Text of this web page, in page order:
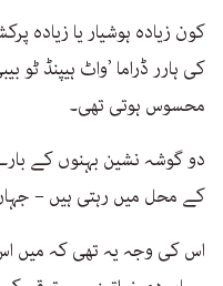
کی ہارر ڈراما ’واٹ ہیپنڈ
محسوس ہوتی تھی۔
دو گوشہ نشین بہنوں کے
کے محل میں رہتی ہیں –
اس کی وجہ یہ تھی کہ میں